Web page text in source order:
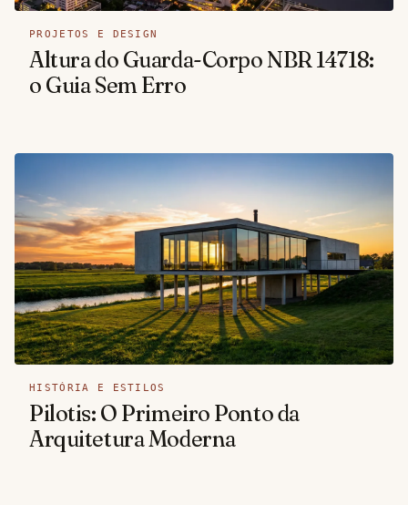
PROJETOS E DESIGN
Altura do Guarda-Corpo NBR 14718:
o Guia Sem Erro
HISTÓRIA E ESTILOS
Pilotis: O Primeiro Ponto da
Arquitetura Moderna